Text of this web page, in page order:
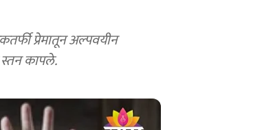
प्रेमातून अल्पवयीन
कापले.